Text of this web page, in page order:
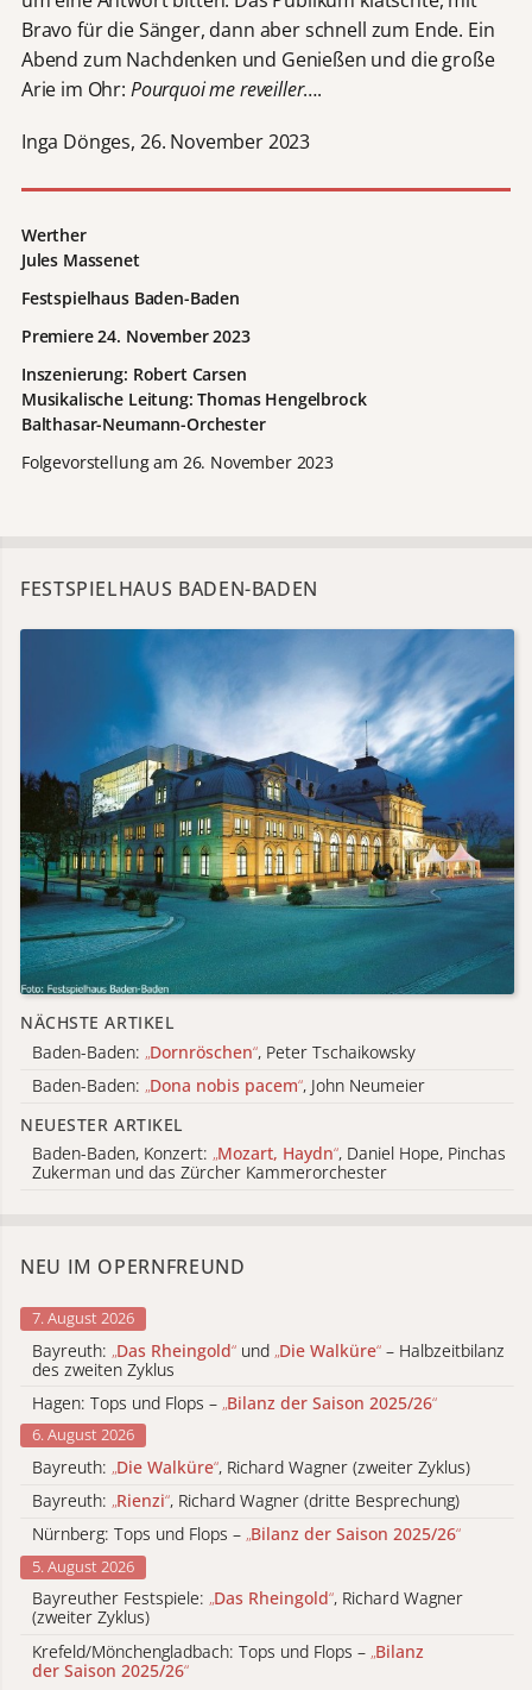
Bravo für die Sänger, dann aber schnell zum Ende. Ein
Abend zum Nachdenken und Genießen und die große
Arie im Ohr: Pourquoi me reveiller….
Inga Dönges, 26. November 2023
Werther
Jules Massenet
Festspielhaus Baden-Baden
Premiere 24. November 2023
Inszenierung: Robert Carsen
Musikalische Leitung: Thomas Hengelbrock
Balthasar-Neumann-Orchester
Folgevorstellung am 26. November 2023
FESTSPIELHAUS BADEN-BADEN
NÄCHSTE ARTIKEL
Baden-Baden: „Dornröschen“, Peter Tschaikowsky
Baden-Baden: „Dona nobis pacem“, John Neumeier
NEUESTER ARTIKEL
Baden-Baden, Konzert: „Mozart, Haydn“, Daniel Hope, Pinchas
Zukerman und das Zürcher Kammerorchester
NEU IM OPERNFREUND
7. August 2026
Bayreuth: „Das Rheingold“ und „Die Walküre“ – Halbzeitbilanz
des zweiten Zyklus
Hagen: Tops und Flops – „Bilanz der Saison 2025/26“
6. August 2026
Bayreuth: „Die Walküre“, Richard Wagner (zweiter Zyklus)
Bayreuth: „Rienzi“, Richard Wagner (dritte Besprechung)
Nürnberg: Tops und Flops – „Bilanz der Saison 2025/26“
5. August 2026
Bayreuther Festspiele: „Das Rheingold“, Richard Wagner
(zweiter Zyklus)
Krefeld/Mönchengladbach: Tops und Flops – „Bilanz
der Saison 2025/26“